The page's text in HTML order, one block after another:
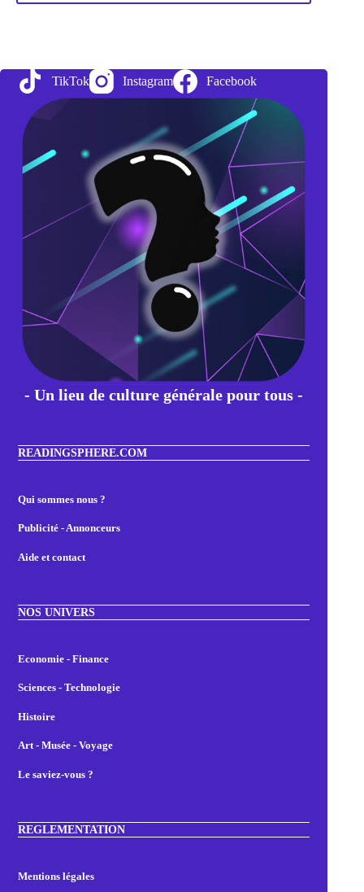
:
Des
objets
à
partir
de
Word
présentations
(sans
les
dessiner
TikTok Instagram Facebook
- Un lieu de culture générale pour tous -
READINGSPHERE.COM
Qui sommes nous ?
Publicité - Annonceurs
Aide et contact
NOS UNIVERS
Economie - Finance
Sciences - Technologie
Histoire
Art - Musée - Voyage
Le saviez-vous ?
REGLEMENTATION
Mentions légales